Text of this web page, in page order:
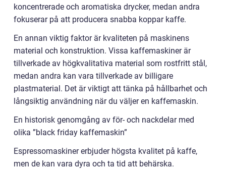
koncentrerade och aromatiska drycker, medan andra
fokuserar på att producera snabba koppar kaffe.
En annan viktig faktor är kvaliteten på maskinens
material och konstruktion. Vissa kaffemaskiner är
tillverkade av högkvalitativa material som rostfritt stål,
medan andra kan vara tillverkade av billigare
plastmaterial. Det är viktigt att tänka på hållbarhet och
långsiktig användning när du väljer en kaffemaskin.
En historisk genomgång av för- och nackdelar med
olika ”black friday kaffemaskin”
Espressomaskiner erbjuder högsta kvalitet på kaffe,
men de kan vara dyra och ta tid att behärska.